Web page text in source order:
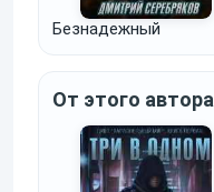
Безнадежный
От этого автора